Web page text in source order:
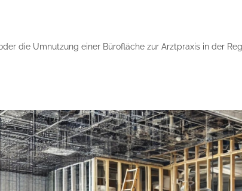
die Umnutzung einer Bürofläche zur Arztpraxis in der